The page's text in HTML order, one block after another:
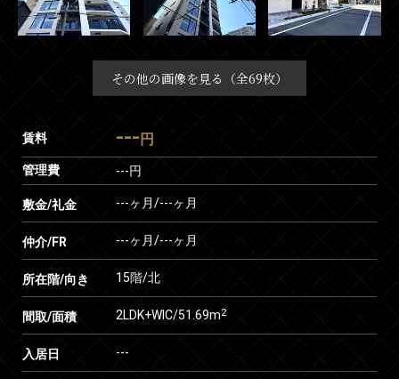
その他の画像を見る（全69枚）
賃料 --- 円
管理費 ---円
敷金/礼金 ---ヶ月/---ヶ月
仲介/FR ---ヶ月/---ヶ月
所在階/向き 15階/北
間取/面積 2LDK+WIC/51.69m2
入居日 ---